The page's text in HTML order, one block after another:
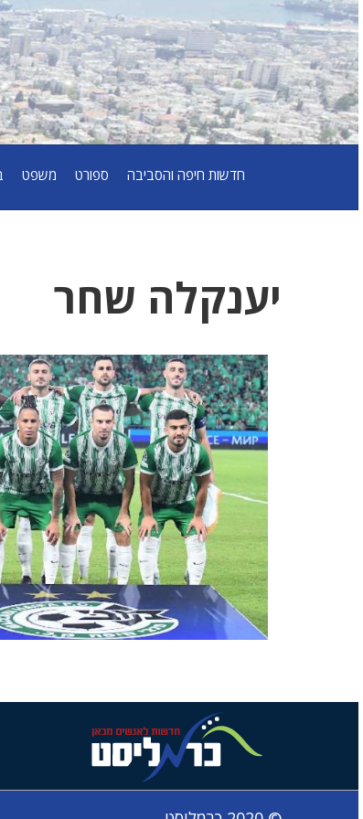
חדשות חיפה והסביבה ספורט משפט
יענקלה שחר